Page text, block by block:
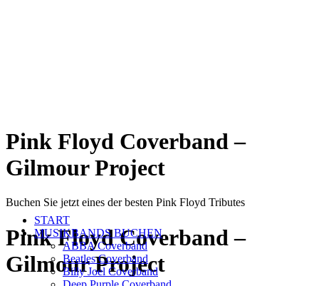
START
MUSIKBANDS BUCHEN
ABBA Coverband
Beatles Coverband
Billy Joel Coverband
Pink Floyd Coverband –
Gilmour Project
Buchen Sie jetzt eines der besten Pink Floyd Tributes
Pink Floyd Coverband –
Gilmour Project